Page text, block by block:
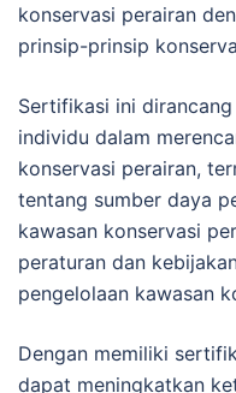
konservasi perairan
prinsip-prinsip
Sertifikasi ini
individu dalam
konservasi perairan,
tentang sumber daya
kawasan konservasi
peraturan dan
pengelolaan kawasan
Dengan memiliki
dapat meningkatkan